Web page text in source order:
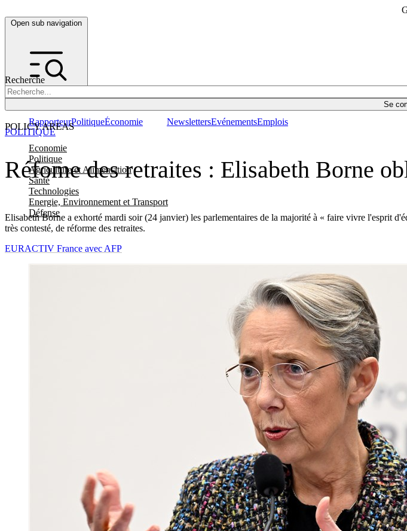
Open sub navigation
Recherche
Se
POLICY AREAS
Economie
Politique
Agriculture et Alimentation
Santé
Technologies
Energie, Environnement et Transport
Défense
RapporteurPolitiqueÉconomie NewslettersEvénementsEmplois
Réfome des retraites : Elisabeth Borne
Elisabeth Borne a exhorté mardi soir (24 janvier) les parlementaires de la majorité à « faire vivre l'esprit
très contesté, de réforme des retraites.
POLITIQUE
EURACTIV France avec AFP